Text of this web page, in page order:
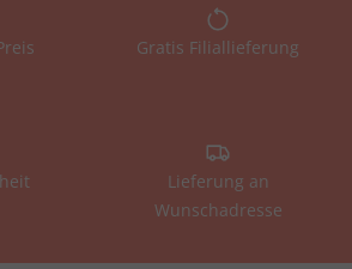
Gratis Filiallieferung
Lieferung an
Wunschadresse